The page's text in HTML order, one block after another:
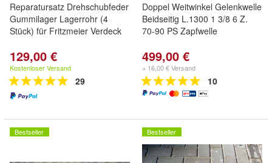
Reparatursatz Drehschubfeder
Gummilager Lagerrohr (4
Stück) für Fritzmeier Verdeck
129,00 €
Kostenloser Versand
29
Doppel Weitwinkel Gelenkwelle
Beidseitig L.1300 1 3/8 6 Z.
70-90 PS Zapfwelle
499,00 €
+ 16,00 € Versand
10
Bestseller Bestseller